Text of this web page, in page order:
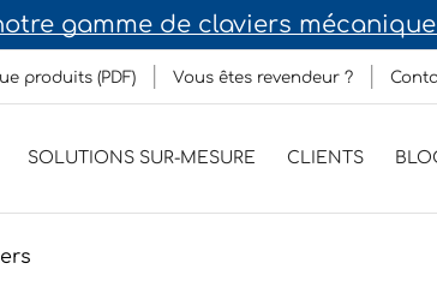
produits (PDF) Vous êtes revendeur ?
SOLUTIONS SUR-MESURE CLIENTS